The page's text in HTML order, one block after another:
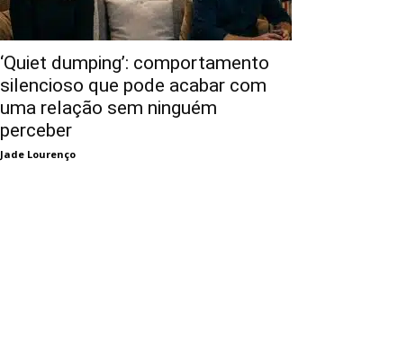
‘Quiet dumping’: comportamento
silencioso que pode acabar com
uma relação sem ninguém
perceber
Jade Lourenço